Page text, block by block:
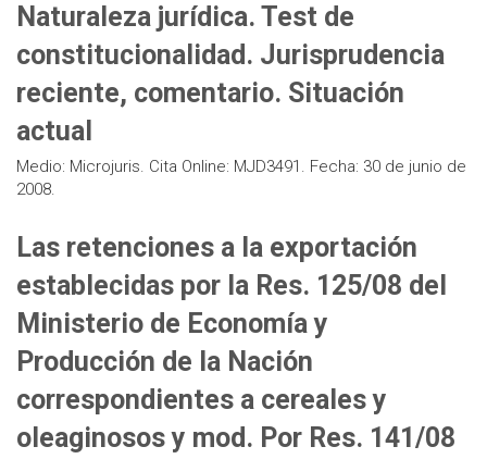
Naturaleza jurídica. Test de
constitucionalidad. Jurisprudencia
reciente, comentario. Situación
actual
Medio: Microjuris. Cita Online: MJD3491. Fecha: 30 de junio de
2008.
Las retenciones a la exportación
establecidas por la Res. 125/08 del
Ministerio de Economía y
Producción de la Nación
correspondientes a cereales y
oleaginosos y mod. Por Res. 141/08